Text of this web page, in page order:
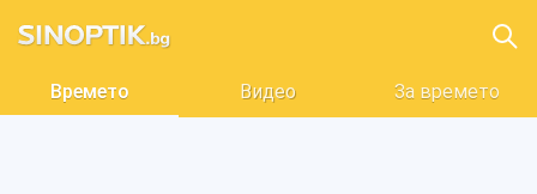
Времето Видео За времето